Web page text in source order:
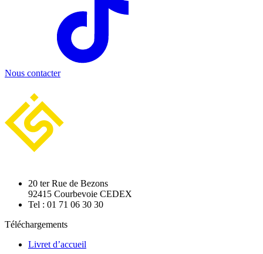
Nous contacter
20 ter Rue de Bezons
92415 Courbevoie CEDEX
Tel : 01 71 06 30 30
Téléchargements
Livret d’accueil